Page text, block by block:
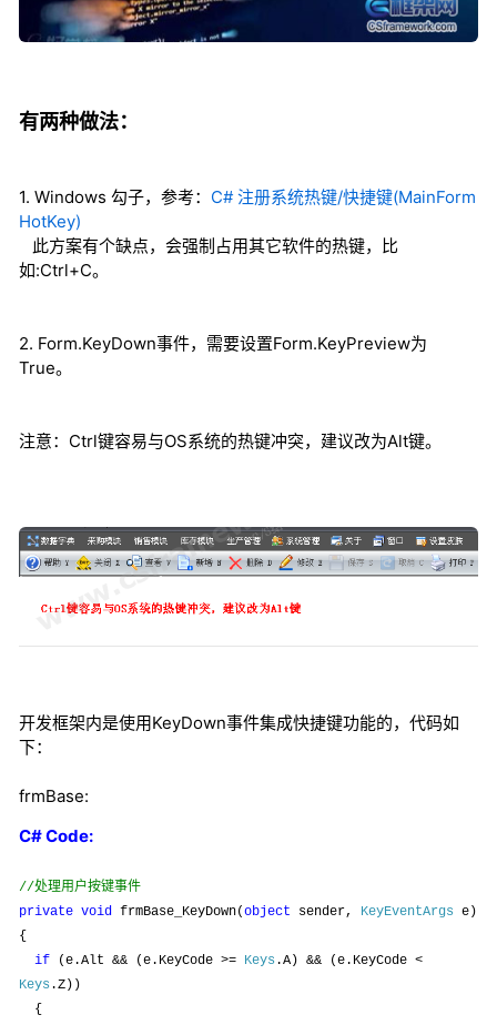
有两种做法：
1. Windows 勾子，参考： C# 注册系统热键/快捷键(MainForm
HotKey)
此方案有个缺点，会强制占用其它软件的热键，比
如:Ctrl+C。
2. Form.KeyDown事件，需要设置Form.KeyPreview为
True。
注意：Ctrl键容易与OS系统的热键冲突，建议改为Alt键。
开发框架内是使用KeyDown事件集成快捷键功能的，代码如
下：
frmBase:
C# Code:
//处理用户按键事件
private void frmBase_KeyDown(object sender, KeyEventArgs e)
{
if (e.Alt && (e.KeyCode >= Keys .A) && (e.KeyCode <
Keys .Z))
{